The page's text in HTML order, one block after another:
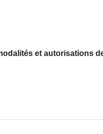
et autorisations